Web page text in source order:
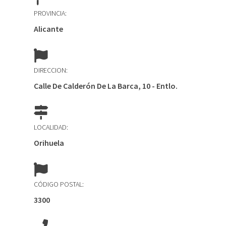
PROVINCIA:
Alicante
DIRECCION:
Calle De Calderón De La Barca, 10 - Entlo.
LOCALIDAD:
Orihuela
CÓDIGO POSTAL:
3300